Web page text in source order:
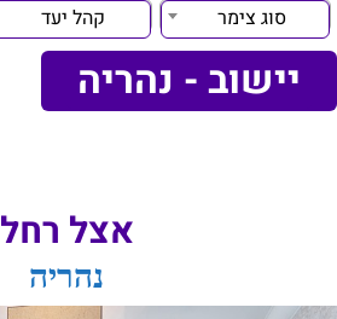
סוג צימר
קהל יעד
יישוב - נהריה
אצל רחל
נהריה